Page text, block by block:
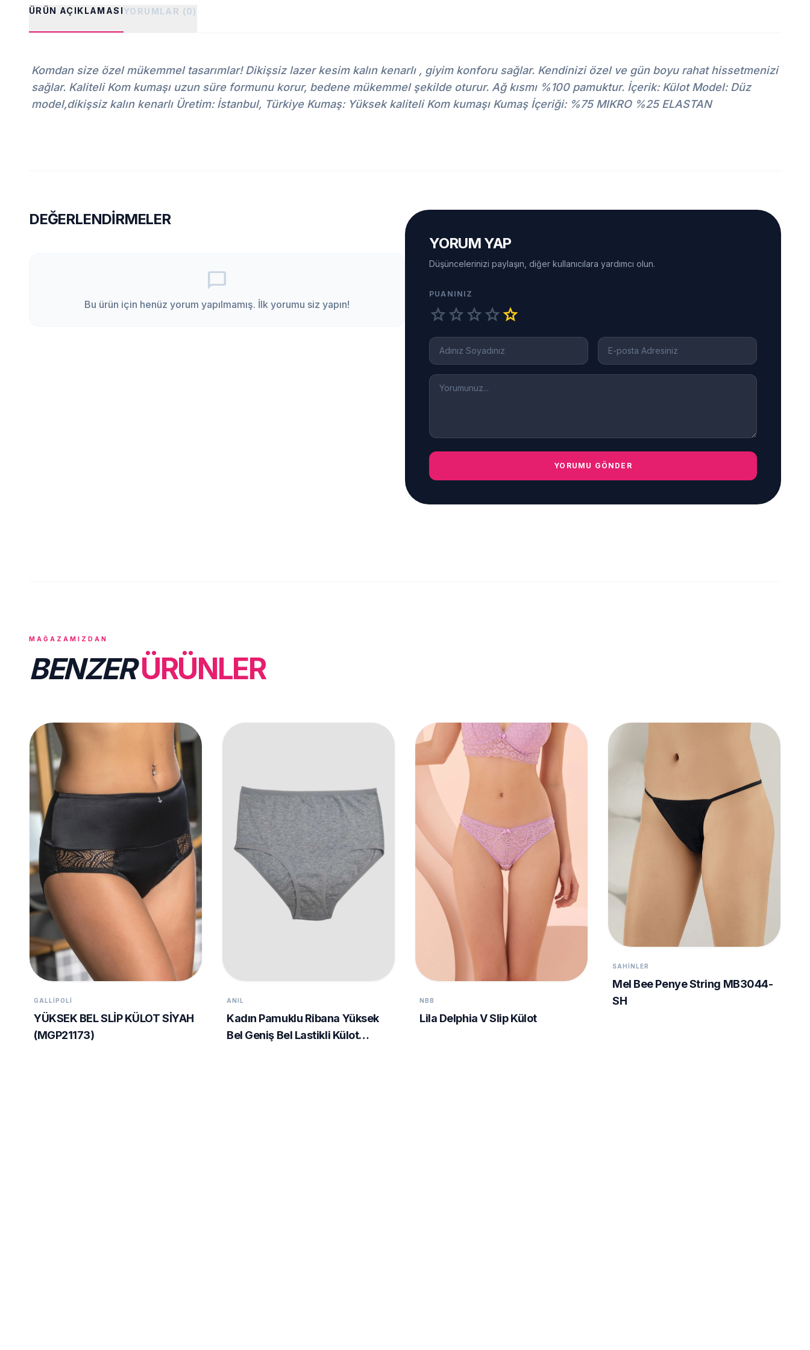
ÜRÜN AÇIKLAMASIYORUMLAR (0)
Komdan size özel mükemmel tasarımlar! Dikişsiz lazer kesim kalın kenarlı , giyim konforu sağlar. Kendinizi özel ve gün boyu rahat hissetmenizi
sağlar. Kaliteli Kom kumaşı uzun süre formunu korur, bedene mükemmel şekilde oturur. Ağ kısmı %100 pamuktur. İçerik: Külot Model: Düz
model,dikişsiz kalın kenarlı Üretim: İstanbul, Türkiye Kumaş: Yüksek kaliteli Kom kumaşı Kumaş İçeriği: %75 MIKRO %25 ELASTAN
DEĞERLENDIRMELER
chat_bubble_outline
Bu ürün için henüz yorum yapılmamış. İlk yorumu siz yapın!
YORUM YAP
Düşüncelerinizi paylaşın, diğer kullanıcılara yardımcı olun.
PUANINIZ
starstarstarstarstar
YORUMU GÖNDER
MAĞAZAMIZDAN
BENZERÜRÜNLER
GALLIPOLI
YÜKSEK BEL SLİP KÜLOT SİYAH
(MGP21173)
ANIL
Kadın Pamuklu Ribana Yüksek
Bel Geniş Bel Lastikli Külot
NBB
Lila Delphia V Slip Külot
SAHINLER
Mel Bee Penye String MB3044-
SH